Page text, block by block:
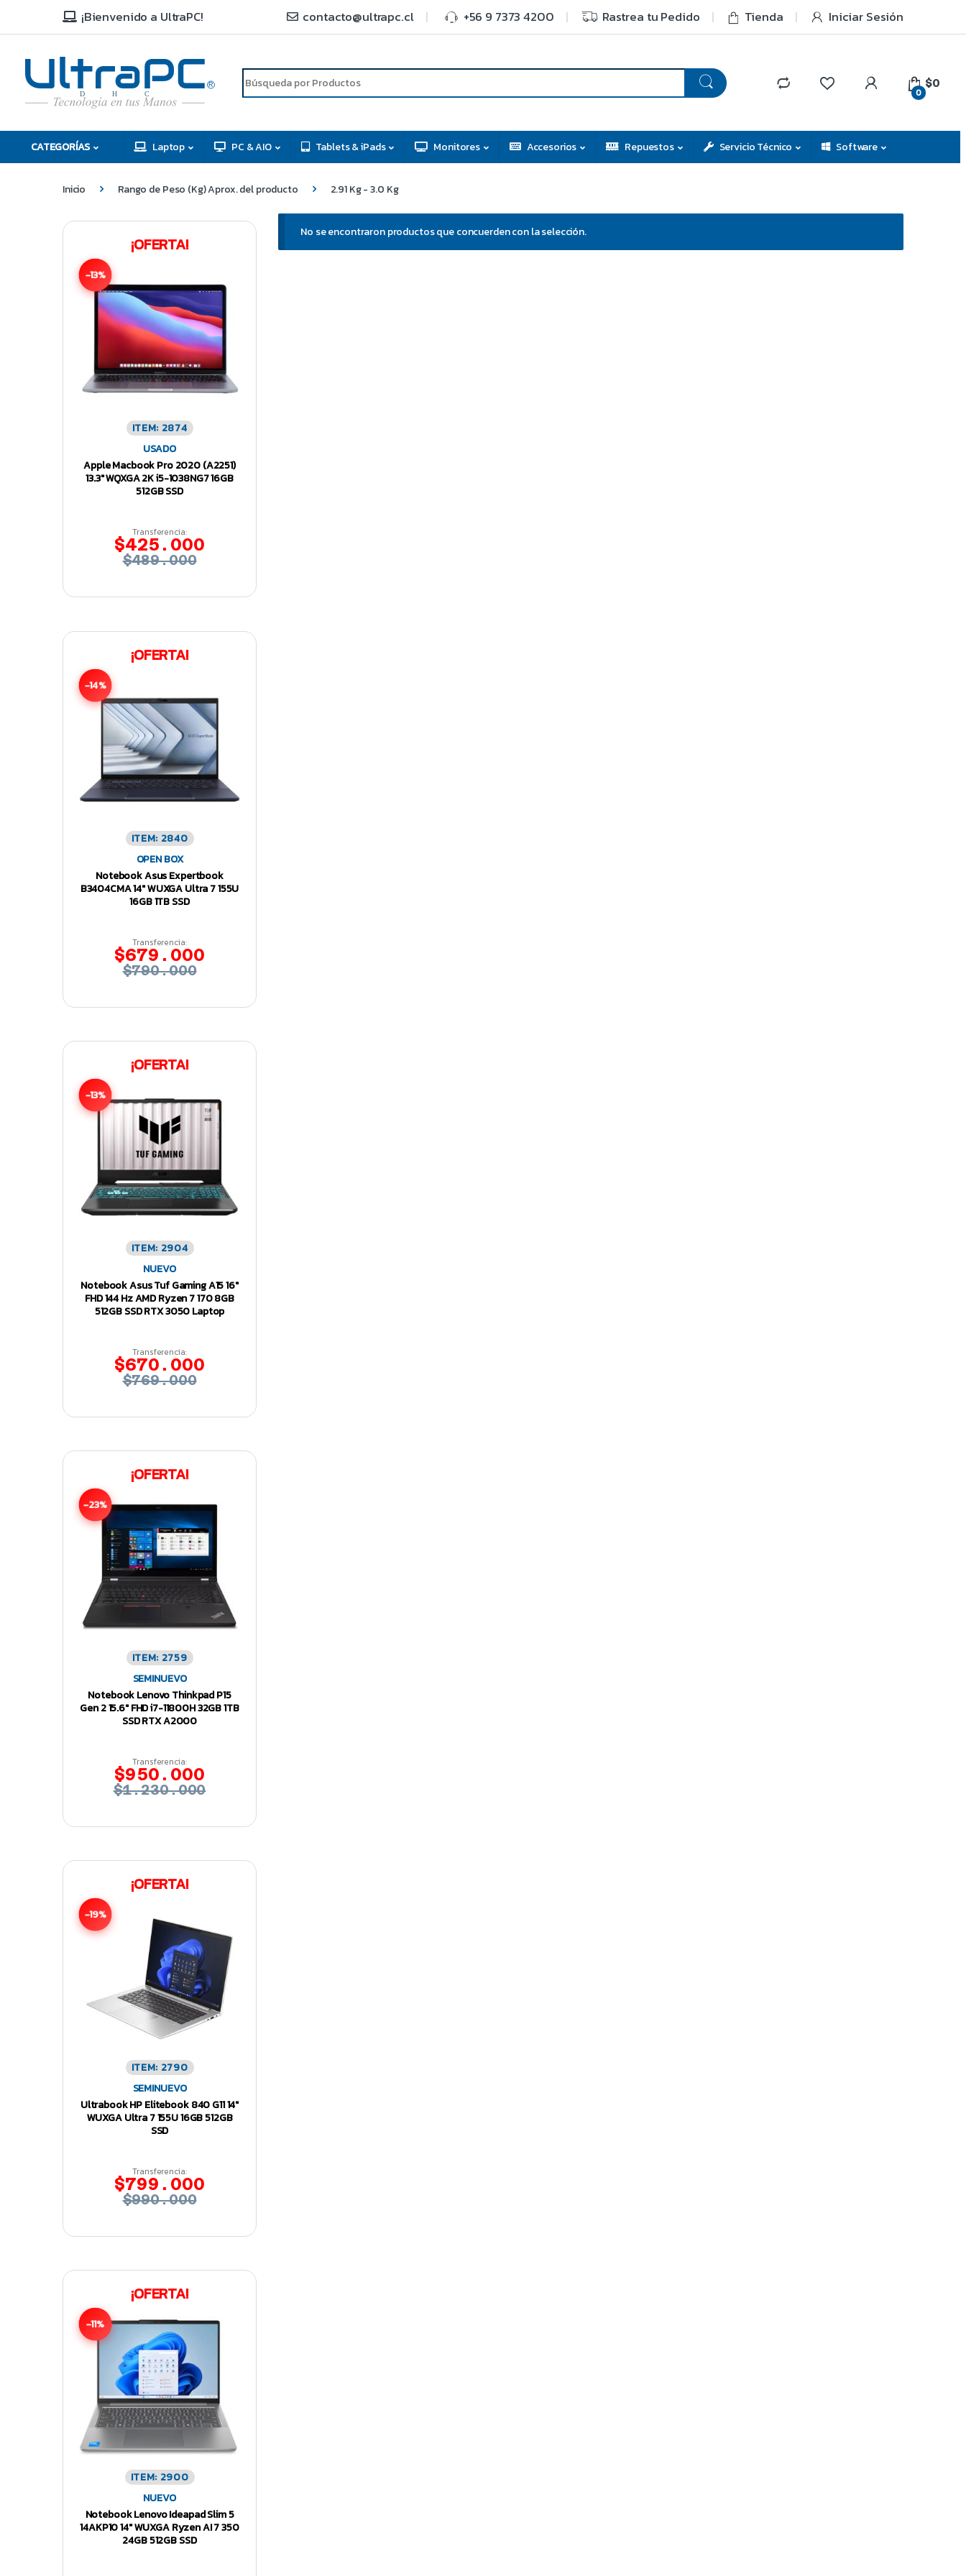
¡Bienvenido a UltraPC! contacto@ultrapc.cl +56 9 7373 4200 Rastrea tu Pedido Tienda Iniciar Sesión
C
H
D
R
0
$0
CATEGORÍAS Laptop PC & AIO Tablets & iPads Monitores Accesorios Repuestos Servicio Técnico Software
Inicio Rango de Peso (Kg) Aprox. del producto 2.91 Kg - 3.0 Kg
No se encontraron productos que concuerden con la selección.
¡OFERTA!
-13%
ITEM: 2874
USADO
Apple Macbook Pro 2020 (A2251)
13.3″ WQXGA 2K i5-1038NG7 16GB
512GB SSD
Transferencia:
$425.000
$489.000
¡OFERTA!
-14%
ITEM: 2840
OPEN BOX
Notebook Asus Expertbook
B3404CMA 14″ WUXGA Ultra 7 155U
16GB 1TB SSD
Transferencia:
$679.000
$790.000
¡OFERTA!
-13%
ITEM: 2904
NUEVO
Notebook Asus Tuf Gaming A15 16″
FHD 144 Hz AMD Ryzen 7 170 8GB
512GB SSD RTX 3050 Laptop
Transferencia:
$670.000
$769.000
¡OFERTA!
-23%
ITEM: 2759
SEMINUEVO
Notebook Lenovo Thinkpad P15
Gen 2 15.6″ FHD i7-11800H 32GB 1TB
SSD RTX A2000
Transferencia:
$950.000
$1.230.000
¡OFERTA!
-19%
ITEM: 2790
SEMINUEVO
Ultrabook HP Elitebook 840 G11 14″
WUXGA Ultra 7 155U 16GB 512GB
SSD
Transferencia:
$799.000
$990.000
¡OFERTA!
-11%
ITEM: 2900
NUEVO
Notebook Lenovo Ideapad Slim 5
14AKP10 14″ WUXGA Ryzen AI 7 350
24GB 512GB SSD